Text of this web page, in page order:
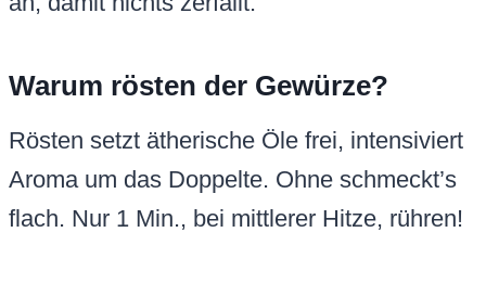
Warum rösten der Gewürze?
Rösten setzt ätherische Öle frei, intensiviert
Aroma um das Doppelte. Ohne schmeckt’s
flach. Nur 1 Min., bei mittlerer Hitze, rühren!